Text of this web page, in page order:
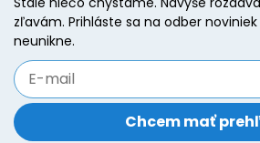
zľavám. Prihláste sa na odber
neunikne.